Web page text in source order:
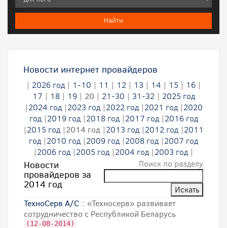
Новости интернет провайдеров
| 2026 год| 1-10 | 11 | 12| 13 | 14 | 15 | 16|
17 | 18| 19| 20 | 21-30 | 31-32| 2025 год
|2024 год|2023 год|2022 год|2021 год|2020
год|2019 год|2018 год|2017 год|2016 год
|2015 год |2014 год |2013 год |2012 год |2011
год |2010 год |2009 год |2008 год |2007 год
|2006 год |2005 год |2004 год |2003 год |
Новости
провайдеров за
2014 год
Поиск по разделу
ТехноСерв А/С :: «Техносерв» развивает
сотрудничество с Республикой Беларусь
(12-08-2014)